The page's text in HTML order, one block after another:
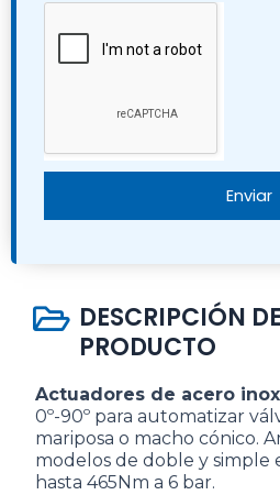
Enviar
DESCRIPCIÓN
PRODUCTO
Actuadores de acero
0º-90º para automatizar
mariposa o macho cónico.
modelos de doble y simple
hasta 465Nm a 6 bar.